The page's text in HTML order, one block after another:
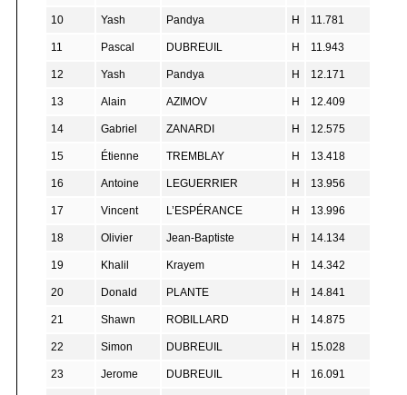
10 Yash Pandya H 11.781
11 Pascal DUBREUIL H 11.943
12 Yash Pandya H 12.171
13 Alain AZIMOV H 12.409
14 Gabriel ZANARDI H 12.575
15 Étienne TREMBLAY H 13.418
16 Antoine LEGUERRIER H 13.956
17 Vincent L’ESPÉRANCE H 13.996
18 Olivier Jean-Baptiste H 14.134
19 Khalil Krayem H 14.342
20 Donald PLANTE H 14.841
21 Shawn ROBILLARD H 14.875
22 Simon DUBREUIL H 15.028
23 Jerome DUBREUIL H 16.091